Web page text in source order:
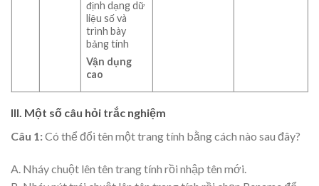
định dạng dữ
liệu số và
trình bày
bảng tính
Vận dụng
cao
III. Một số câu hỏi trắc nghiệm
Câu 1:Có thể đổi tên một trang tính bằng cách nào sau đây?
A. Nháy chuột lên tên trang tính rồi nhập tên mới.